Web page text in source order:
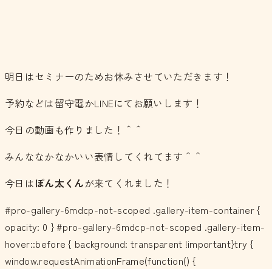
明日はセミナーのためお休みさせていただきます！
予約などは留守電かLINEにてお願いします！
今日の動画も作りました！＾＾
みんななかなかいい表情してくれてます＾＾
今日はぽん太くんが来てくれました！
#pro-gallery-6mdcp-not-scoped .gallery-item-container {
opacity: 0 } #pro-gallery-6mdcp-not-scoped .gallery-item-
hover::before { background: transparent !important}try {
window.requestAnimationFrame(function() {